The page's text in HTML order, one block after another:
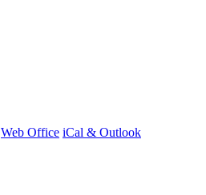
Web Office iCal & Outlook